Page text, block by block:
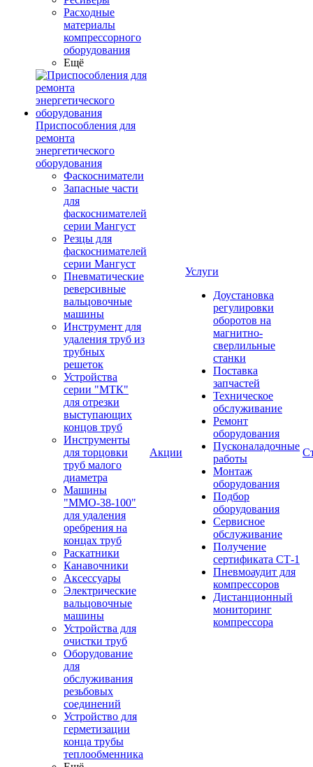
Расходные
материалы
компрессорного
оборудования
Ещё
Приспособления для
ремонта
энергетического
оборудования
Фаскосниматели
Запасные части
для
фаскоснимателей
серии Мангуст
Резцы для
фаскоснимателей
серии Мангуст
Пневматические
реверсивные
вальцовочные
машины
Инструмент для
удаления труб из
трубных
решеток
Устройства
серии "МТК"
для отрезки
выступающих
концов труб
Инструменты
для торцовки
труб малого
диаметра
Машины
"ММО-38-100"
для удаления
оребрения на
концах труб
Раскатники
Канавочники
Аксессуары
Электрические
вальцовочные
машины
Устройства для
очистки труб
Оборудование
для
обслуживания
резьбовых
соединений
Устройство для
герметизации
конца трубы
теплообменника
Акции
Услуги
Доустановка
регулировки
оборотов на
магнитно-
сверлильные
станки
Поставка
запчастей
Техническое
обслуживание
Ремонт
оборудования
Пусконаладочные
работы
Монтаж
оборудования
Подбор
оборудования
Сервисное
обслуживание
Получение
сертификата СТ-1
Пневмоаудит для
компрессоров
Дистанционный
мониторинг
компрессора